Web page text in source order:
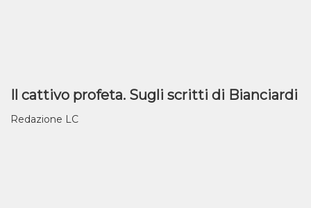
Il cattivo profeta. Sugli scritti di Bianciardi
Redazione LC